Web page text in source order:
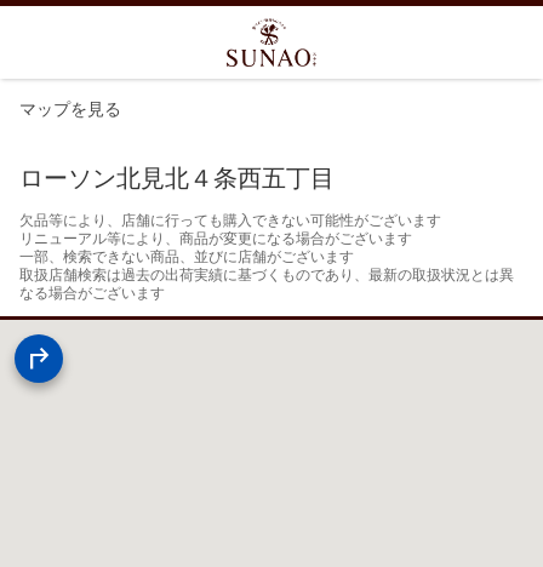
マップを見る
ローソン北見北４条西五丁目
欠品等により、店舗に行っても購入できない可能性がございます
リニューアル等により、商品が変更になる場合がございます
一部、検索できない商品、並びに店舗がございます
取扱店舗検索は過去の出荷実績に基づくものであり、最新の取扱状況とは異
なる場合がございます